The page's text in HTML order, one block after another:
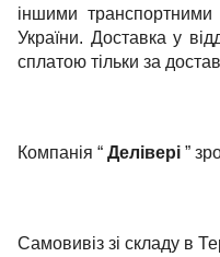
іншими транспортними
України. Доставка у
сплатою тільки за
Компанія “ Делівері ”
Самовивіз зі складу в